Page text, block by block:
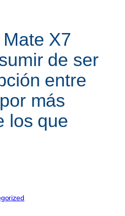
X7
de ser
entre
más
los que